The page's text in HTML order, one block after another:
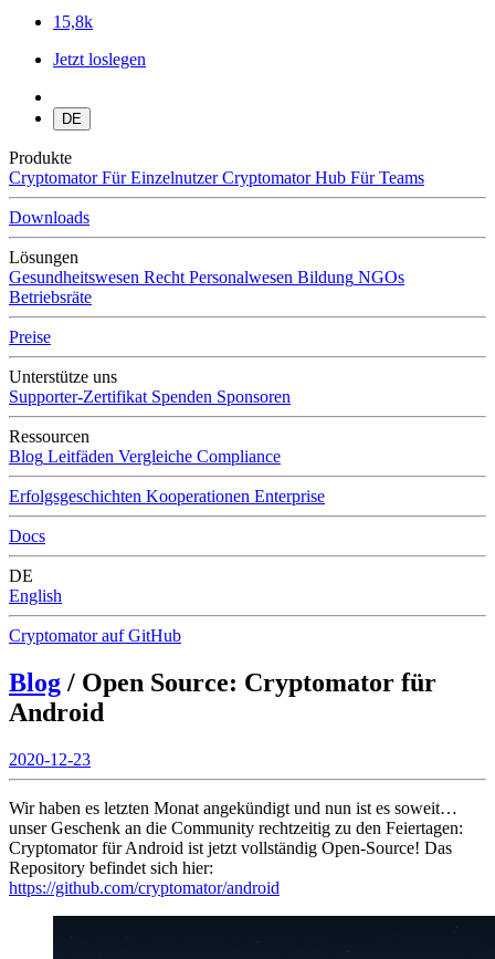
15,8k
Jetzt loslegen
DE
Produkte
Cryptomator Für Einzelnutzer Cryptomator Hub Für Teams
Downloads
Lösungen
Gesundheitswesen Recht Personalwesen Bildung NGOs
Betriebsräte
Preise
Unterstütze uns
Supporter-Zertifikat Spenden Sponsoren
Ressourcen
Blog Leitfäden Vergleiche Compliance
Erfolgsgeschichten Kooperationen Enterprise
Docs
DE
English
Cryptomator auf GitHub
Blog / Open Source: Cryptomator für
Android
2020-12-23
Wir haben es letzten Monat angekündigt und nun ist es soweit…
unser Geschenk an die Community rechtzeitig zu den Feiertagen:
Cryptomator für Android ist jetzt vollständig Open-Source! Das
Repository befindet sich hier:
https://github.com/cryptomator/android